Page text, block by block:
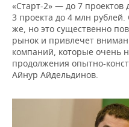
«Старт-2» — до 7
3 проекта до 4 млн
же, но это существенно
рынок и привлечет
компаний, которые очень
продолжения опытно-
Айнур Айдельдинов.